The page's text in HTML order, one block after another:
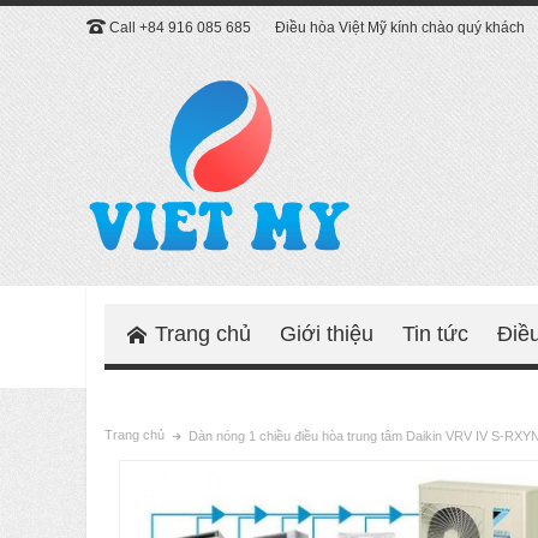
Call +84 916 085 685 Điều hòa Việt Mỹ kính chào quý khách
Trang chủ Giới thiệu Tin tức
Trang chủ Dàn nóng 1 chiều điều hòa trung tâm Daikin VRV IV S-